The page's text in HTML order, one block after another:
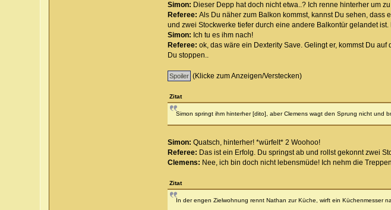
Simon: Dieser Depp hat doch nicht etwa..? Ich renne hinterher um
Referee: Als Du näher zum Balkon kommst, kannst Du sehen,
und zwei Stockwerke tiefer durch eine andere Balkontür gelandet
Simon: Ich tu es ihm nach!
Referee: ok, das wäre ein Dexterity Save. Gelingt er, kommst Du
Du stoppen..
(Klicke zum Anzeigen/Verstecken)
Zitat
Simon springt ihm hinterher [dito], aber Clemens wagt den Sprung nicht und
Simon: Quatsch, hinterher! *würfelt* 2 Woohoo!
Referee: Das ist ein Erfolg. Du springst ab und rollst gekonnt zwei
Clemens: Nee, ich bin doch nicht lebensmüde! Ich nehm die
Zitat
In der engen Zielwohnung rennt Nathan zur Küche, wirft ein Küchenmesser